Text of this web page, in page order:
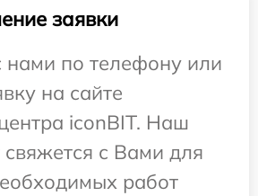
заявки
нами по телефону или
на сайте
iconBIT. Наш
свяжется с Вами для
работ